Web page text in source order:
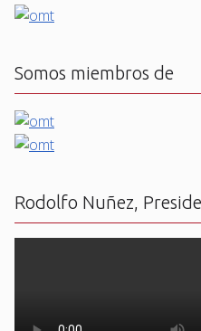
Somos miembros de
Rodolfo Nuñez,